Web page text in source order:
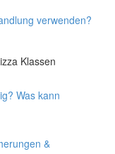
verwenden?
Klassen
Was kann
&